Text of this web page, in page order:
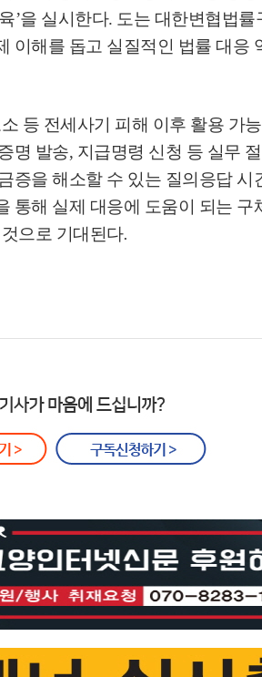
’을 실시한다. 도는 대한변협법률
이해를 돕고 실질적인 법률 대응
등 전세사기 피해 이후 활용 가
명 발송, 지급명령 신청 등 실무
증을 해소할 수 있는 질의응답 시
통해 실제 대응에 도움이 되는 구
으로 기대된다.